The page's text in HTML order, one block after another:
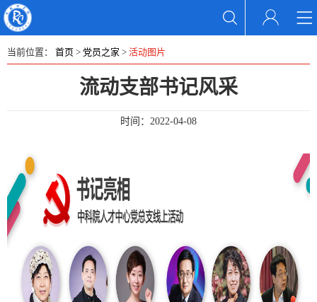
当前位置： 首页 > 党员之家 > 活动图片
流动支部书记风采
时间： 2022-04-08